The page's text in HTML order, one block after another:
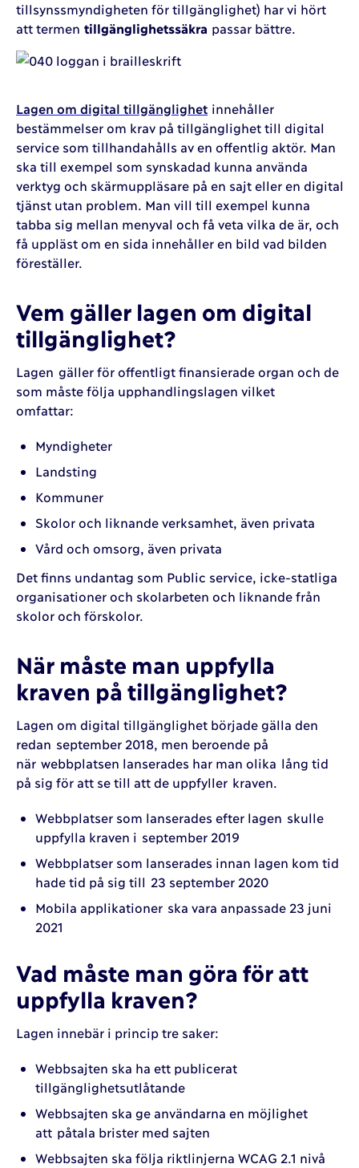
tillsynssmyndigheten för tillgänglighet) har vi hört
att termen tillgänglighetssäkra passar bättre.
Lagen om digital tillgänglighet innehåller
bestämmelser om krav på tillgänglighet till digital
service som tillhandahålls av en offentlig aktör. Man
ska till exempel som synskadad kunna använda
verktyg och skärmuppläsare på en sajt eller en digital
tjänst utan problem. Man vill till exempel kunna
tabba sig mellan menyval och få veta vilka de är, och
få uppläst om en sida innehåller en bild vad bilden
föreställer.
Vem gäller lagen om digital
tillgänglighet?
Lagen gäller för offentligt finansierade organ och de
som måste följa upphandlingslagen vilket
omfattar:
Myndigheter
Landsting
Kommuner
Skolor och liknande verksamhet, även privata
Vård och omsorg, även privata
Det finns undantag som Public service, icke-statliga
organisationer och skolarbeten och liknande från
skolor och förskolor.
När måste man uppfylla
kraven på tillgänglighet?
Lagen om digital tillgänglighet började gälla den
redan september 2018, men beroende på
när webbplatsen lanserades har man olika lång tid
på sig för att se till att de uppfyller kraven.
Webbplatser som lanserades efter lagen skulle
uppfylla kraven i september 2019
Webbplatser som lanserades innan lagen kom tid
hade tid på sig till 23 september 2020
Mobila applikationer ska vara anpassade 23 juni
2021
Vad måste man göra för att
uppfylla kraven?
Lagen innebär i princip tre saker:
Webbsajten ska ha ett publicerat
tillgänglighetsutlåtande
Webbsajten ska ge användarna en möjlighet
att påtala brister med sajten
Webbsajten ska följa riktlinjerna WCAG 2.1 nivå